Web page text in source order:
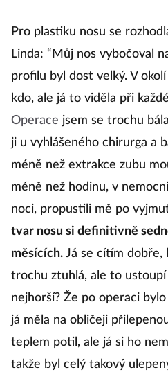
Pro plastiku nosu se
Linda: “Můj nos vybočoval
profilu byl dost velký. V
kdo, ale já to viděla při
Operace jsem se trochu
ji u vyhlášeného chirurga a
méně než extrakce zubu
méně než hodinu, v
noci, propustili mě po
tvar nosu si definitivně
měsících. Já se cítím dobře,
trochu ztuhlá, ale to ustoupí
nejhorší? Že po operaci
já měla na obličeji
teplem potil, ale já si ho
takže byl celý takový